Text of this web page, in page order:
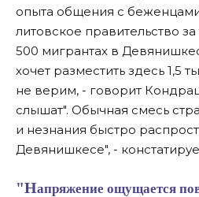
опыта общения с
литовское правительство
500 мигрантах в
хочет разместить здесь 1,5
не верим, - говорит
слышат". Обычная смесь
и незнания быстро
Девянишкесе", -
"Напряжение ощущается повсюду. Напряжение